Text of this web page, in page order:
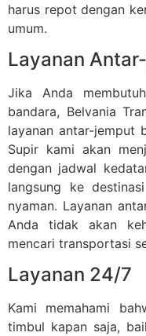
harus repot dengan
umum.
Layanan
Jika Anda
bandara, Belvania
layanan antar-jemput
Supir kami akan
dengan jadwal
langsung ke
nyaman. Layanan
Anda tidak akan
mencari transportasi
Layanan 24/7
Kami memahami
timbul kapan saja,